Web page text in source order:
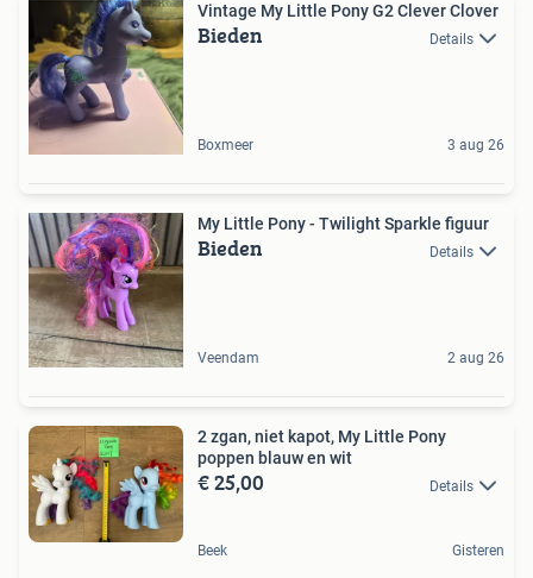
Vintage My Little Pony G2 Clever Clover
Bieden Details
Boxmeer 3 aug 26
My Little Pony - Twilight Sparkle figuur
Bieden Details
Veendam 2 aug 26
2 zgan, niet kapot, My Little Pony
poppen blauw en wit
€ 25,00 Details
Beek Gisteren